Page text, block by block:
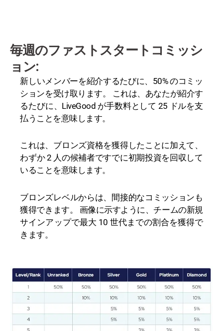
毎週のファストスタートコミッシ
ョン:
新しいメンバーを紹介するたびに、50% のコミッ
ションを受け取ります。 これは、あなたが紹介す
るたびに、LiveGood が手数料として 25 ドルを支
払うことを意味します。
これは、ブロンズ資格を獲得したことに加えて、
わずか 2 人の候補者ですでに初期投資を回収して
いることを意味します。
ブロンズレベルからは、間接的なコミッションも
獲得できます。 画像に示すように、チームの新規
サインアップで最大 10 世代までの割合を獲得で
きます。